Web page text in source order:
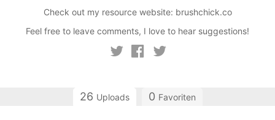
Check out my resource website: brushchick.co
Feel free to leave comments, I love to hear suggestions!
26 Uploads 0 Favoriten